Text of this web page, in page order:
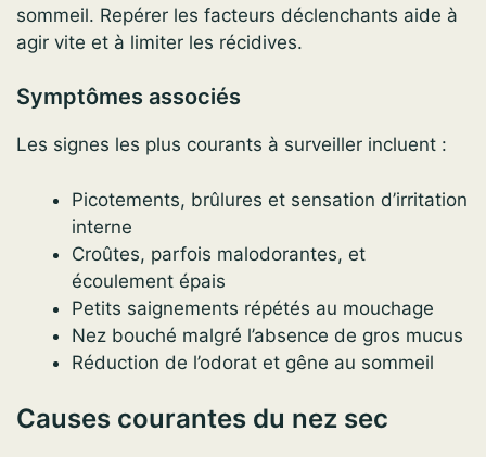
sommeil. Repérer les facteurs déclenchants aide à
agir vite et à limiter les récidives.
Symptômes associés
Les signes les plus courants à surveiller incluent :
Picotements, brûlures et sensation d’irritation
interne
Croûtes, parfois malodorantes, et
écoulement épais
Petits saignements répétés au mouchage
Nez bouché malgré l’absence de gros mucus
Réduction de l’odorat et gêne au sommeil
Causes courantes du nez sec